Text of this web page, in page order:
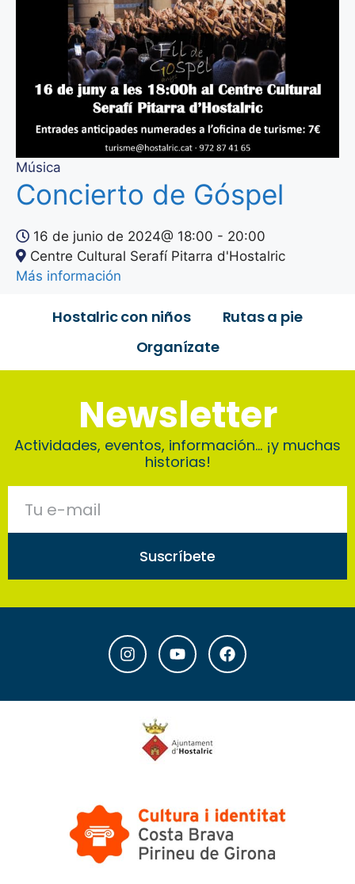
Música
Concierto de Góspel
16 de junio de 2024@ 18:00 - 20:00
Centre Cultural Serafí Pitarra d'Hostalric
Más información
Hostalric con niños
Rutas a pie
Organízate
Newsletter
Actividades, eventos, información… ¡y muchas
historias!
Suscríbete